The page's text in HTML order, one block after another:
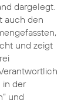
dargelegt.
auch den
und zeigt
in der
und